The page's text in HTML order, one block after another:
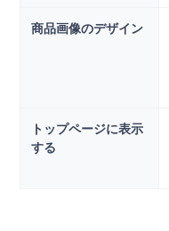
商品画像のデザイン
トップページに表示
する